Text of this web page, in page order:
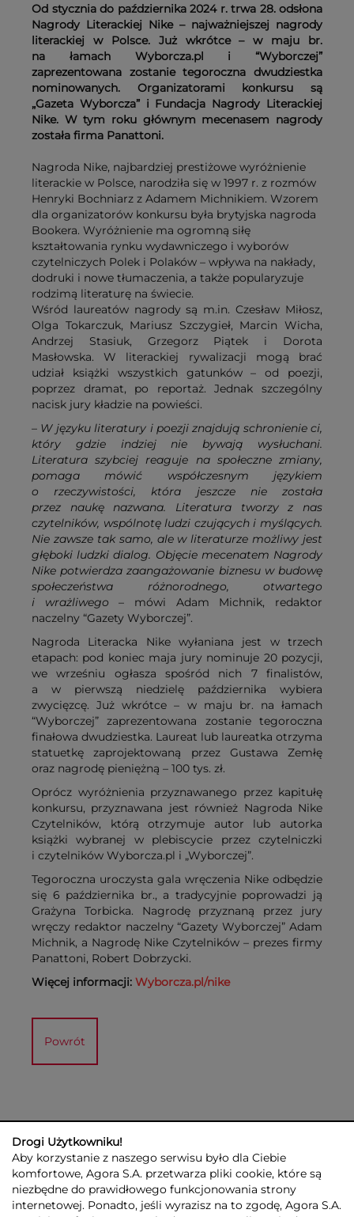
Od stycznia do października 2024 r. trwa 28. odsłona
Nagrody Literackiej Nike – najważniejszej nagrody
literackiej w Polsce. Już wkrótce – w maju br.
na łamach Wyborcza.pl i “Wyborczej”
zaprezentowana zostanie tegoroczna dwudziestka
nominowanych. Organizatorami konkursu są
„Gazeta Wyborcza” i Fundacja Nagrody Literackiej
Nike. W tym roku głównym mecenasem nagrody
została firma Panattoni.
Nagroda Nike, najbardziej prestiżowe wyróżnienie
literackie w Polsce, narodziła się w 1997 r. z rozmów
Henryki Bochniarz z Adamem Michnikiem. Wzorem
dla organizatorów konkursu była brytyjska nagroda
Bookera. Wyróżnienie ma ogromną siłę
kształtowania rynku wydawniczego i wyborów
czytelniczych Polek i Polaków – wpływa na nakłady,
dodruki i nowe tłumaczenia, a także popularyzuje
rodzimą literaturę na świecie.
Wśród laureatów nagrody są m.in. Czesław Miłosz,
Olga Tokarczuk, Mariusz Szczygieł, Marcin Wicha,
Andrzej Stasiuk, Grzegorz Piątek i Dorota
Masłowska. W literackiej rywalizacji mogą brać
udział książki wszystkich gatunków – od poezji,
poprzez dramat, po reportaż. Jednak szczególny
nacisk jury kładzie na powieści.
– W języku literatury i poezji znajdują schronienie ci,
który gdzie indziej nie bywają wysłuchani.
Literatura szybciej reaguje na społeczne zmiany,
pomaga mówić współczesnym językiem
o rzeczywistości, która jeszcze nie została
przez naukę nazwana. Literatura tworzy z nas
czytelników, wspólnotę ludzi czujących i myślących.
Nie zawsze tak samo, ale w literaturze możliwy jest
głęboki ludzki dialog. Objęcie mecenatem Nagrody
Nike potwierdza zaangażowanie biznesu w budowę
społeczeństwa różnorodnego, otwartego
i wrażliwego– mówi Adam Michnik, redaktor
naczelny “Gazety Wyborczej”.
Nagroda Literacka Nike wyłaniana jest w trzech
etapach: pod koniec maja jury nominuje 20 pozycji,
we wrześniu ogłasza spośród nich 7 finalistów,
a w pierwszą niedzielę października wybiera
zwycięzcę. Już wkrótce – w maju br. na łamach
“Wyborczej” zaprezentowana zostanie tegoroczna
finałowa dwudziestka. Laureat lub laureatka otrzyma
statuetkę zaprojektowaną przez Gustawa Zemłę
oraz nagrodę pieniężną – 100 tys. zł.
Oprócz wyróżnienia przyznawanego przez kapitułę
konkursu, przyznawana jest również Nagroda Nike
Czytelników, którą otrzymuje autor lub autorka
książki wybranej w plebiscycie przez czytelniczki
i czytelników Wyborcza.pl i „Wyborczej”.
Tegoroczna uroczysta gala wręczenia Nike odbędzie
się 6 października br., a tradycyjnie poprowadzi ją
Grażyna Torbicka. Nagrodę przyznaną przez jury
wręczy redaktor naczelny “Gazety Wyborczej” Adam
Michnik, a Nagrodę Nike Czytelników – prezes firmy
Panattoni, Robert Dobrzycki.
Więcej informacji: Wyborcza.pl/nike
Powrót
GRUPA AGORA DLA INWESTORÓW DLA MEDIÓW
REKLAMA
Drogi Użytkowniku!
Aby korzystanie z naszego serwisu było dla Ciebie
komfortowe, Agora S.A. przetwarza pliki cookie, które są
niezbędne do prawidłowego funkcjonowania strony
internetowej. Ponadto, jeśli wyrazisz na to zgodę, Agora S.A.